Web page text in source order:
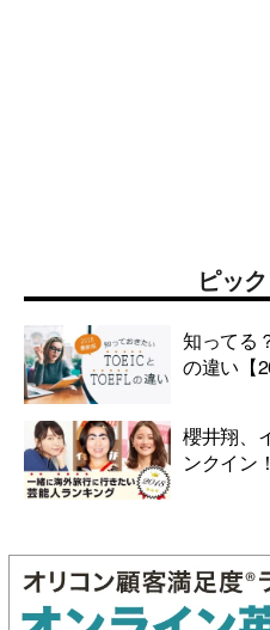
ピッ
知ってる
の違い【
櫻井翔、
ンクイン！